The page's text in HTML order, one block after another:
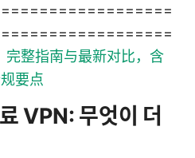
完整指南与最新对比，含
要点
VPN: 무엇이 더